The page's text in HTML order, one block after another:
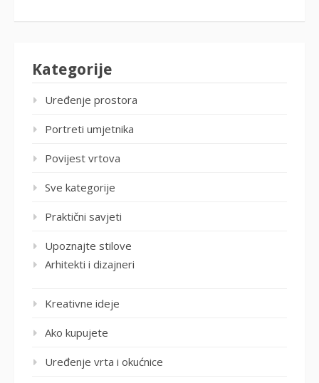
Kategorije
Uređenje prostora
Portreti umjetnika
Povijest vrtova
Sve kategorije
Praktični savjeti
Upoznajte stilove
Arhitekti i dizajneri
Kreativne ideje
Ako kupujete
Uređenje vrta i okućnice